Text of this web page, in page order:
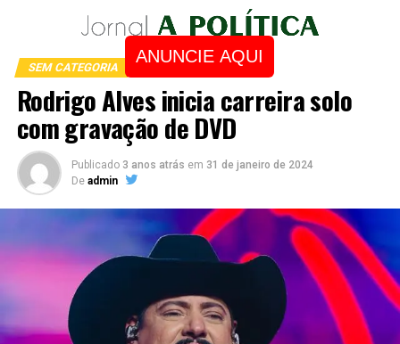
ANUNCIE AQUI
SEM CATEGORIA
Rodrigo Alves inicia carreira solo
com gravação de DVD
Publicado 3 anos atrás em 31 de janeiro de 2024
De admin